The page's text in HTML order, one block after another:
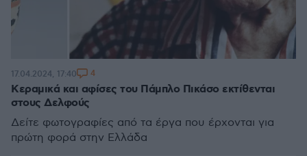
Κεραμικά και αφίσες του Πάμπλο Πικάσο εκτίθενται
στους Δελφούς
Δείτε φωτογραφίες από τα έργα που έρχονται για
πρώτη φορά στην Ελλάδα
17.04.2024, 17:40 4